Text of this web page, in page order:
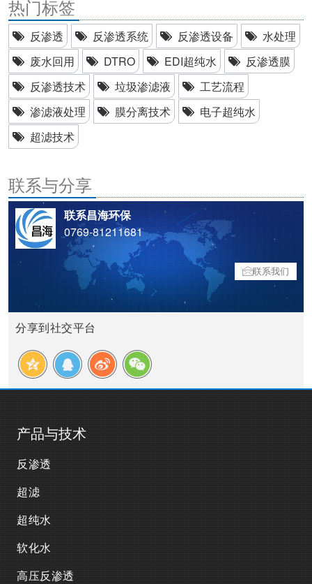
热门标签
反渗透 反渗透系统 反渗透设备
水处理
废水回用
DTRO EDI超纯水
反渗透膜
反渗透技术
垃圾渗滤液
工艺流程
渗滤液处理
膜分离技术
电子超纯水
超滤技术
联系与分享
联系昌海环保
0769-81211681
联系我们
分享到社交平台
产品与技术
反渗透
超滤
超纯水
软化水
高压反渗透